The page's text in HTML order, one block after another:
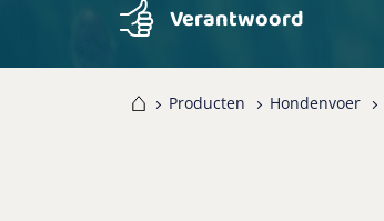
Verantwoord
Producten Hondenvoer